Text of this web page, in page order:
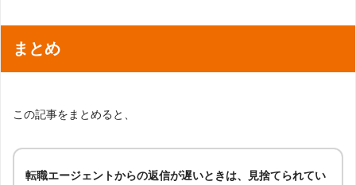
まとめ
この記事をまとめると、
転職エージェントからの返信が遅いときは、見捨てられてい